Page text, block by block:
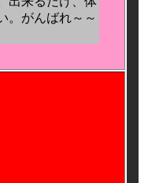
。がんばれ～～